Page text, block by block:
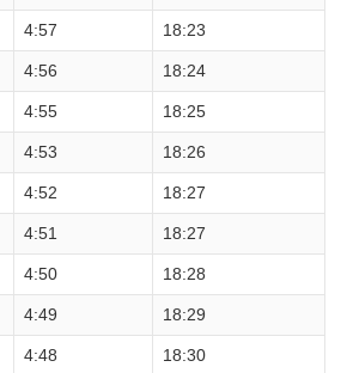
4:57 18:23
4:56 18:24
4:55 18:25
4:53 18:26
4:52 18:27
4:51 18:27
4:50 18:28
4:49 18:29
4:48 18:30